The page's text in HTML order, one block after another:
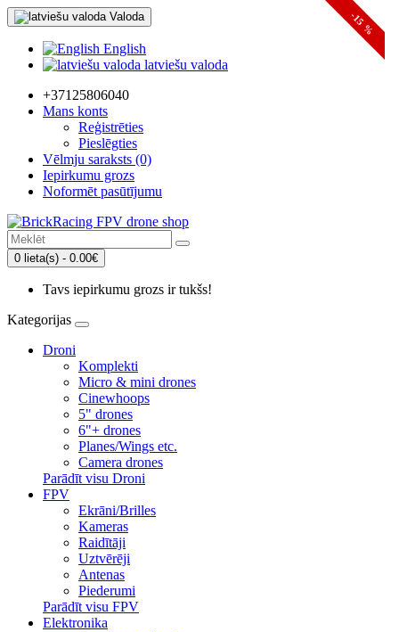
Valoda
English
latviešu valoda
+37125806040
Mans konts
Reģistrēties
Pieslēgties
Vēlmju saraksts (0)
Iepirkumu grozs
Noformēt pasūtījumu
0 lieta(s) - 0.00€
Tavs iepirkumu grozs ir tukšs!
Kategorijas
Droni
Komplekti
Micro & mini drones
Cinewhoops
5" drones
6"+ drones
Planes/Wings etc.
Camera drones
Parādīt visu Droni
FPV
Ekrāni/Brilles
Kameras
Raidītāji
Uztvērēji
Antenas
Piederumi
Parādīt visu FPV
Elektronika
-15 %